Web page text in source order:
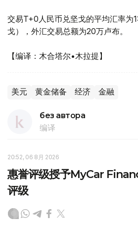
交易T+0人民币兑坚戈的平均汇率为
戈），外汇交易总额为20万卢布。
【编译：木合塔尔•木拉提】
美元 黄金储备 经济 金融
без автора
编译
20:52, 06 8月 2026
惠誉评级授予MyCar
评级